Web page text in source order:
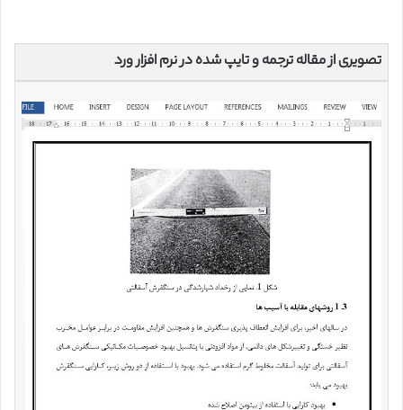
تصویری از مقاله ترجمه و تایپ شده در نرم افزار ورد